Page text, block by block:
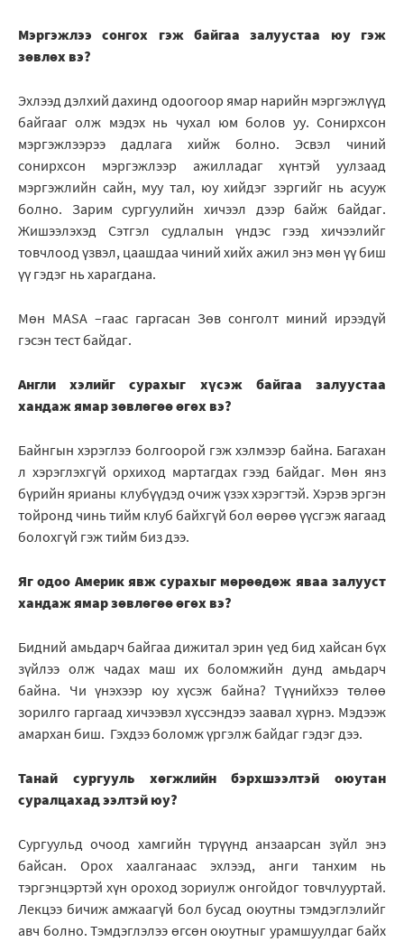
Мэргэжлээ сонгох гэж байгаа залуустаа юу гэж
зөвлөх вэ?
Эхлээд дэлхий дахинд одоогоор ямар нарийн мэргэжлүүд
байгааг олж мэдэх нь чухал юм болов уу. Сонирхсон
мэргэжлээрээ дадлага хийж болно. Эсвэл чиний
сонирхсон мэргэжлээр ажилладаг хүнтэй уулзаад
мэргэжлийн сайн, муу тал, юу хийдэг зэргийг нь асууж
болно. Зарим сургуулийн хичээл дээр байж байдаг.
Жишээлэхэд Сэтгэл судлалын үндэс гээд хичээлийг
товчлоод үзвэл, цаашдаа чиний хийх ажил энэ мөн үү биш
үү гэдэг нь харагдана.
Мөн MASA –гаас гаргасан Зөв сонголт миний ирээдүй
гэсэн тест байдаг.
Англи хэлийг сурахыг хүсэж байгаа залуустаа
хандаж ямар зөвлөгөө өгөх вэ?
Байнгын хэрэглээ болгоорой гэж хэлмээр байна. Багахан
л хэрэглэхгүй орхиход мартагдах гээд байдаг. Мөн янз
бүрийн ярианы клубүүдэд очиж үзэх хэрэгтэй. Хэрэв эргэн
тойронд чинь тийм клуб байхгүй бол өөрөө үүсгэж яагаад
болохгүй гэж тийм биз дээ.
Яг одоо Америк явж сурахыг мөрөөдөж яваа залууст
хандаж ямар зөвлөгөө өгөх вэ?
Бидний амьдарч байгаа дижитал эрин үед бид хайсан бүх
зүйлээ олж чадах маш их боломжийн дунд амьдарч
байна. Чи үнэхээр юу хүсэж байна? Түүнийхээ төлөө
зорилго гаргаад хичээвэл хүссэндээ заавал хүрнэ. Мэдээж
амархан биш. Гэхдээ боломж үргэлж байдаг гэдэг дээ.
Танай сургууль хөгжлийн бэрхшээлтэй оюутан
суралцахад ээлтэй юу?
Сургуульд очоод хамгийн түрүүнд анзаарсан зүйл энэ
байсан. Орох хаалганаас эхлээд, анги танхим нь
тэргэнцэртэй хүн ороход зориулж онгойдог товчлууртай.
Лекцээ бичиж амжаагүй бол бусад оюутны тэмдэглэлийг
авч болно. Тэмдэглэлээ өгсөн оюутныг урамшуулдаг байх